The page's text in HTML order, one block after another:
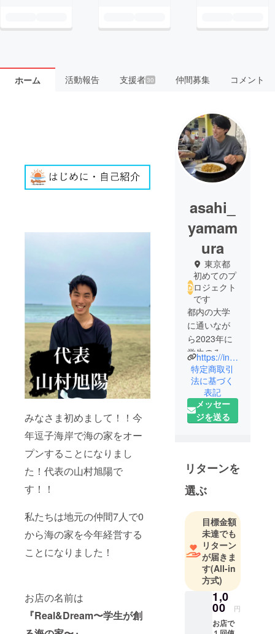
ホーム 活動報告 支援者30 仲間募集 コメント
みなさま初めまして！！今
年逗子海岸で海の家をオー
プンすることになりまし
た！代表の山村旭陽で
す！！
私たちは地元の仲間7人で0
から海の家を今年経営する
ことになりました！
お店の名前は
『Real&Dream〜学生が創
asahi_
yamam
ura
東京都
初めてのプ
ロジェクト
です
都内の大学
に通いなが
ら2023年に
学生のみで
海の家を経
営しま
す！！
2002年生ま
れの20歳、
https://instagram.com/real_dream2023?igshid=YmMyMTA2M2Y=
特定商取引
法に基づく
表記
メッセー
ジを送る
リターンを
選ぶ
目標金額
未達でも
リターン
が届きま
す(All-in
方式)
1,0
00 円
お店で